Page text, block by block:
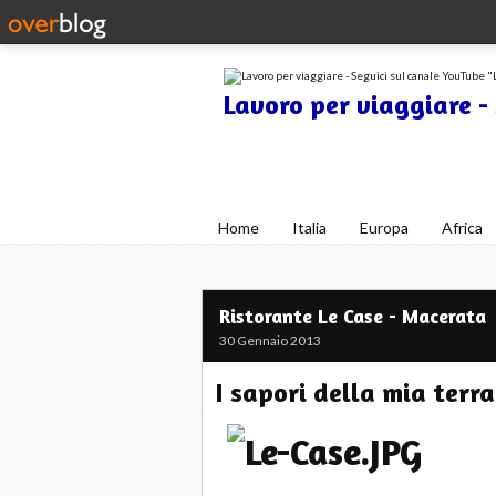
Lavoro per viaggiare -
Home Italia Europa Africa
Ristorante Le Case - Macerata
30 Gennaio 2013
I sapori della mia terra